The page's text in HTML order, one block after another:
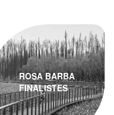
ROSA BARBA
FINALISTES